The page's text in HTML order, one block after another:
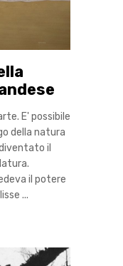
E' possibile
della natura
il
il potere